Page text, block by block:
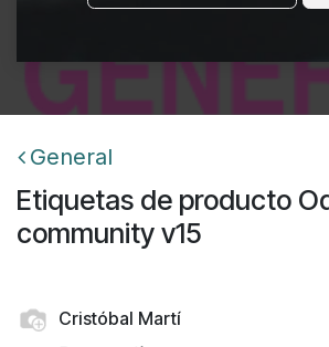
General
Etiquetas de producto
community v15
Cristóbal Martí